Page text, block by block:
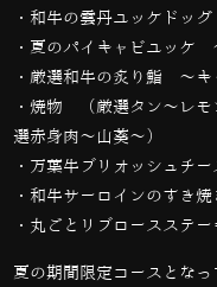
・和牛の雲丹ユッケドッ
・夏のパイキャビユッケ
・厳選和牛の炙り鮨 ～キ
・焼物 （厳選タン～レモ
選赤身肉～山葵～）
・万葉牛ブリオッシュチ
・和牛サーロインのすき
・丸ごとリブロースステ
夏の期間限定コースとな